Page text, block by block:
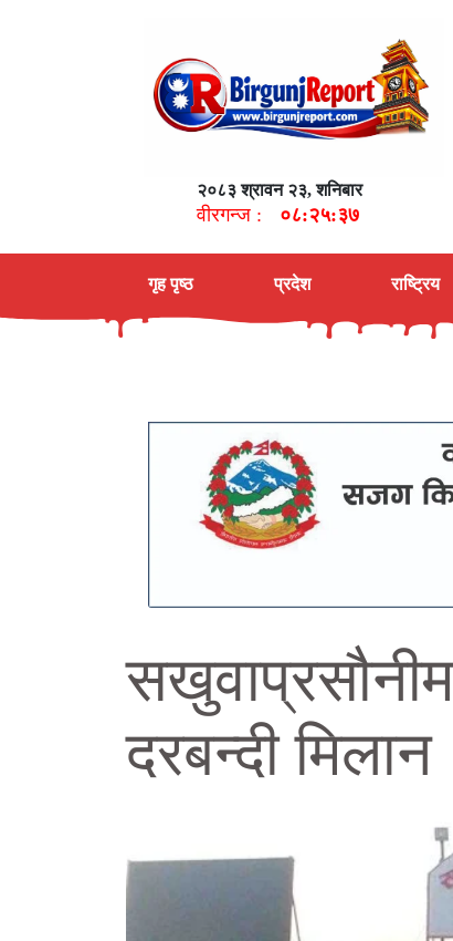
२०८३ श्रावन २३, शनिबार
वीरगन्ज : ०८:२५:३८
गृह पृष्ठ प्रदेश राष्ट्रिय
दरबन्दी मिलान